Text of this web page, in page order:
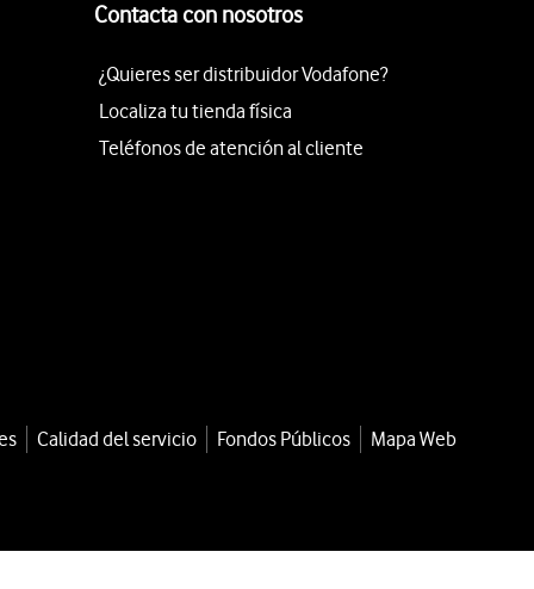
Contacta con nosotros
¿Quieres ser distribuidor Vodafone?
Localiza tu tienda física
Teléfonos de atención al cliente
Calidad del servicio Fondos Públicos
Mapa Web